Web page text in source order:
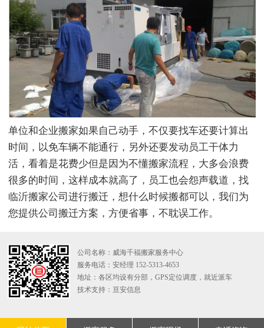
单位和企业搬家如果自己动手，不仅要找车还要计算出
时间，以免车辆不能通行，另外还要发动员工干体力
活，看着是花费少但是因为不懂搬家流程，大多会浪费
很多的时间，这样成本就高了，员工也会怨声载道，找
临沂搬家公司进行搬迁，想什么时候搬都可以，我们为
您提供公司搬迁方案，方便省事，不耽误工作。
公司名称：威海千福搬家服务中心
服务电话：安经理 152-5313-4653
地址：各区均设有分部，GPS定位调度，就近派车
技术支持： 亘安信息